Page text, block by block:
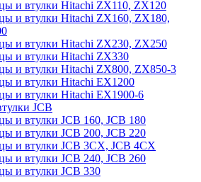
и втулки Hitachi ZX110, ZX120
и втулки Hitachi ZX160, ZX180,
и втулки Hitachi ZX230, ZX250
и втулки Hitachi ZX330
и втулки Hitachi ZX800, ZX850-3
и втулки Hitachi EX1200
и втулки Hitachi EX1900-6
JCB
и втулки JCB 160, JCB 180
и втулки JCB 200, JCB 220
и втулки JCB 3CX, JCB 4CX
и втулки JCB 240, JCB 260
и втулки JCB 330